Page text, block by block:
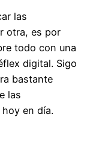
las
otra, es por
todo con una
digital. Sigo
bastante
las
en día.